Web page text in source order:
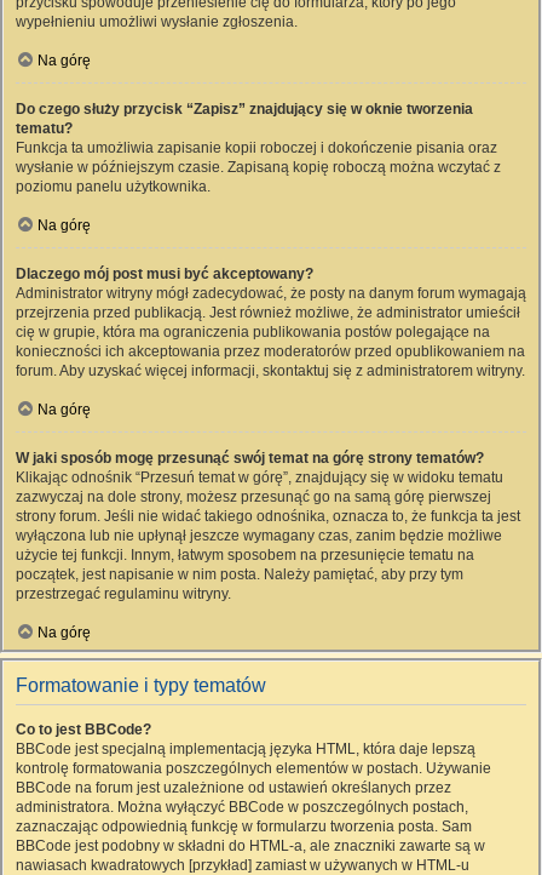
wypełnieniu umożliwi wysłanie zgłoszenia.
Na górę
Do czego służy przycisk “Zapisz” znajdujący się w oknie tworzenia
tematu?
Funkcja ta umożliwia zapisanie kopii roboczej i dokończenie pisania oraz
wysłanie w późniejszym czasie. Zapisaną kopię roboczą można wczytać z
poziomu panelu użytkownika.
Na górę
Dlaczego mój post musi być akceptowany?
Administrator witryny mógł zadecydować, że posty na danym forum wymagają
przejrzenia przed publikacją. Jest również możliwe, że administrator umieścił
cię w grupie, która ma ograniczenia publikowania postów polegające na
konieczności ich akceptowania przez moderatorów przed opublikowaniem na
forum. Aby uzyskać więcej informacji, skontaktuj się z administratorem witryny.
Na górę
W jaki sposób mogę przesunąć swój temat na górę strony tematów?
Klikając odnośnik “Przesuń temat w górę”, znajdujący się w widoku tematu
zazwyczaj na dole strony, możesz przesunąć go na samą górę pierwszej
strony forum. Jeśli nie widać takiego odnośnika, oznacza to, że funkcja ta jest
wyłączona lub nie upłynął jeszcze wymagany czas, zanim będzie możliwe
użycie tej funkcji. Innym, łatwym sposobem na przesunięcie tematu na
początek, jest napisanie w nim posta. Należy pamiętać, aby przy tym
przestrzegać regulaminu witryny.
Na górę
Formatowanie i typy tematów
Co to jest BBCode?
BBCode jest specjalną implementacją języka HTML, która daje lepszą
kontrolę formatowania poszczególnych elementów w postach. Używanie
BBCode na forum jest uzależnione od ustawień określanych przez
administratora. Można wyłączyć BBCode w poszczególnych postach,
zaznaczając odpowiednią funkcję w formularzu tworzenia posta. Sam
BBCode jest podobny w składni do HTML-a, ale znaczniki zawarte są w
nawiasach kwadratowych [przykład] zamiast w używanych w HTML-u